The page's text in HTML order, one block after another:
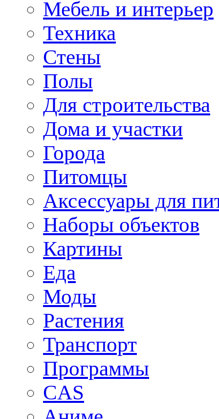
Мебель и интерьер
Техника
Стены
Полы
Для строительства
Дома и участки
Города
Питомцы
Аксессуары для
Наборы объектов
Картины
Еда
Моды
Растения
Транспорт
Программы
CAS